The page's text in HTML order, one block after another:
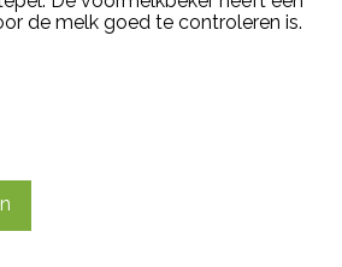
de melk goed te controleren is.